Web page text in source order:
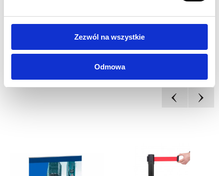
Zezwól na wszystkie
Odmowa